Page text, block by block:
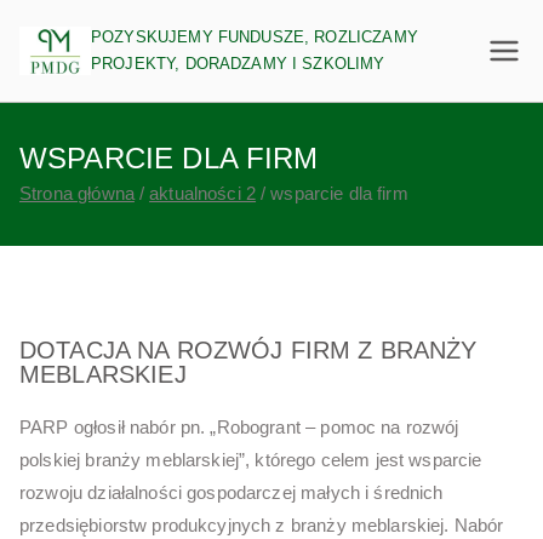
treści
PM Doradztwo Gospodarcze
POZYSKUJEMY FUNDUSZE, ROZLICZAMY
PROJEKTY, DORADZAMY I SZKOLIMY
WSPARCIE DLA FIRM
Strona główna aktualności 2 wsparcie dla firm
DOTACJA NA ROZWÓJ FIRM Z BRANŻY
MEBLARSKIEJ
PARP ogłosił nabór pn. „Robogrant – pomoc na rozwój
polskiej branży meblarskiej”, którego celem jest wsparcie
rozwoju działalności gospodarczej małych i średnich
przedsiębiorstw produkcyjnych z branży meblarskiej. Nabór